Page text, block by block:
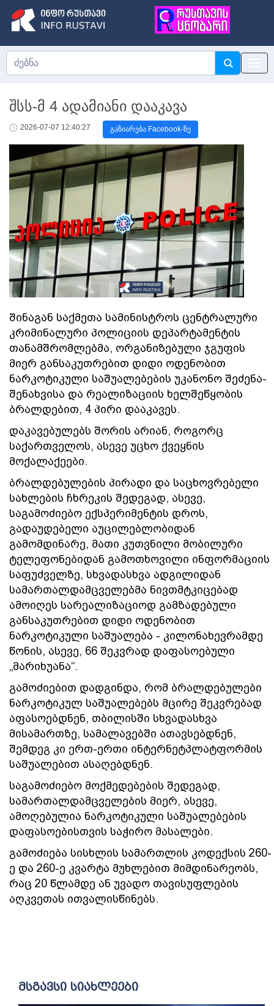
შსს-მ 4 ადამიანი დააკავა
2026-07-07 12:40:27 გაზიარება Facebook-ზე
შინაგან საქმეთა სამინისტროს ცენტრალური
კრიმინალური პოლიციის დეპარტამენტის
თანამშრომლებმა, ორგანიზებული ჯგუფის
მიერ განსაკუთრებით დიდი ოდენობით
ნარკოტიკული საშუალებების უკანონო შეძენა-
შენახვისა და რეალიზაციის ხელშეწყობის
ბრალდებით, 4 პირი დააკავეს.
დაკავებულებს შორის არიან, როგორც
საქართველოს, ასევე უცხო ქვეყნის
მოქალაქეები.
ბრალდებულების პირადი და საცხოვრებელი
სახლების ჩხრეკის შედეგად, ასევე,
საგამოძიებო ექსპერიმენტის დროს,
გადაუდებელი აუცილებლობიდან
გამომდინარე, მათი კუთვნილი მობილური
ტელეფონებიდან გამოთხოვილი ინფორმაციის
საფუძველზე, სხვადასხვა ადგილიდან
სამართალდამცველებმა ნივთმტკიცებად
ამოიღეს სარეალიზაციოდ გამზადებული
განსაკუთრებით დიდი ოდენობით
ნარკოტიკული საშუალება - კილონახევრამდე
წონის, ასევე, 66 შეკვრად დაფასოებული
„მარიხუანა“.
გამოძიებით დადგინდა, რომ ბრალდებულები
ნარკოტიკულ საშუალებებს მცირე შეკვრებად
აფასოებდნენ, თბილისში სხვადასხვა
მისამართზე, სამალავებში ათავსებდნენ,
შემდეგ კი ერთ-ერთი ინტერნეტპლატფორმის
საშუალებით ასაღებდნენ.
საგამოძიებო მოქმედებების შედეგად,
სამართალდამცველების მიერ, ასევე,
ამოღებულია ნარკოტიკული საშუალებების
დაფასოებისთვის საჭირო მასალები.
გამოძიება სისხლის სამართლის კოდექსის 260-
ე და 260-ე კვარტა მუხლებით მიმდინარეობს,
რაც 20 წლამდე ან უვადო თავისუფლების
აღკვეთას ითვალისწინებს.
მსგავსი სიახლეები